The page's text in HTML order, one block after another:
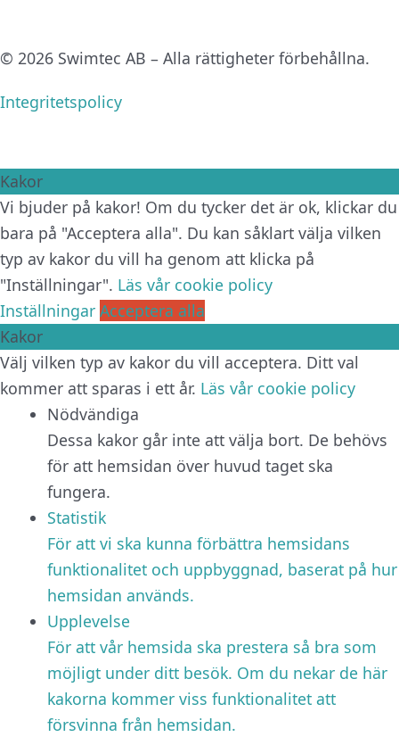
© 2026 Swimtec AB – Alla rättigheter förbehållna.
Integritetspolicy
Kakor
Vi bjuder på kakor! Om du tycker det är ok, klickar du
bara på "Acceptera alla". Du kan såklart välja vilken
typ av kakor du vill ha genom att klicka på
"Inställningar". Läs vår cookie policy
Inställningar Acceptera alla
Kakor
Välj vilken typ av kakor du vill acceptera. Ditt val
kommer att sparas i ett år. Läs vår cookie policy
Nödvändiga
Dessa kakor går inte att välja bort. De behövs
för att hemsidan över huvud taget ska
fungera.
Statistik
För att vi ska kunna förbättra hemsidans
funktionalitet och uppbyggnad, baserat på hur
hemsidan används.
Upplevelse
För att vår hemsida ska prestera så bra som
möjligt under ditt besök. Om du nekar de här
kakorna kommer viss funktionalitet att
försvinna från hemsidan.